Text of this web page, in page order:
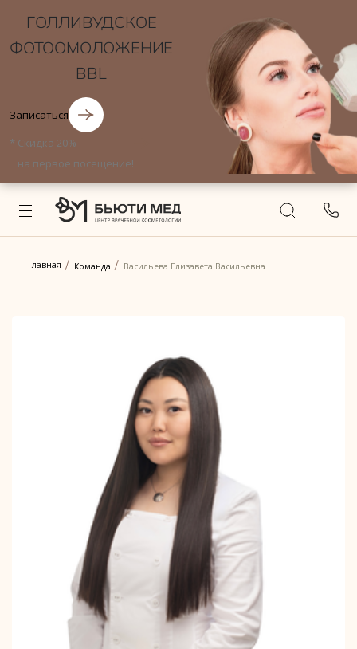
ГОЛЛИВУДСКОЕ
ФОТООМОЛОЖЕНИЕ
BBL
Записаться
* Скидка 20%
на первое посещение!
Главная Команда Васильева Елизавета Васильевна